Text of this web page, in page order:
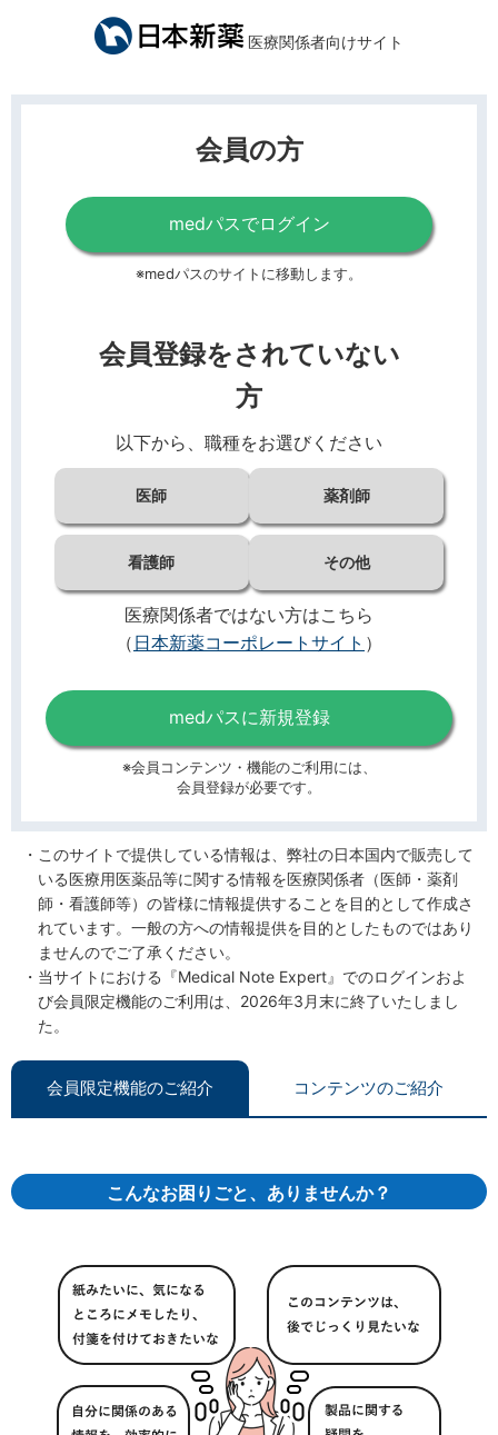
医療関係者向けサイト
会員の方
medパスでログイン
※medパスのサイトに移動します。
会員登録をされていない
方
以下から、職種をお選びください
医師 薬剤師
看護師 その他
医療関係者ではない方はこちら
（ 日本新薬コーポレートサイト ）
medパスに新規登録
※会員コンテンツ・機能のご利用には、
会員登録が必要です。
このサイトで提供している情報は、弊社の日本国内で販売して
いる医療用医薬品等に関する情報を医療関係者（医師・薬剤
師・看護師等）の皆様に情報提供することを目的として作成さ
れています。一般の方への情報提供を目的としたものではあり
ませんのでご了承ください。
当サイトにおける『Medical Note Expert』でのログインおよ
び会員限定機能のご利用は、2026年3月末に終了いたしまし
た。
会員限定機能のご紹介 コンテンツのご紹介
こんなお困りごと、ありませんか？